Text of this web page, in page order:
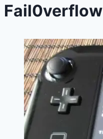
Fail0verflow